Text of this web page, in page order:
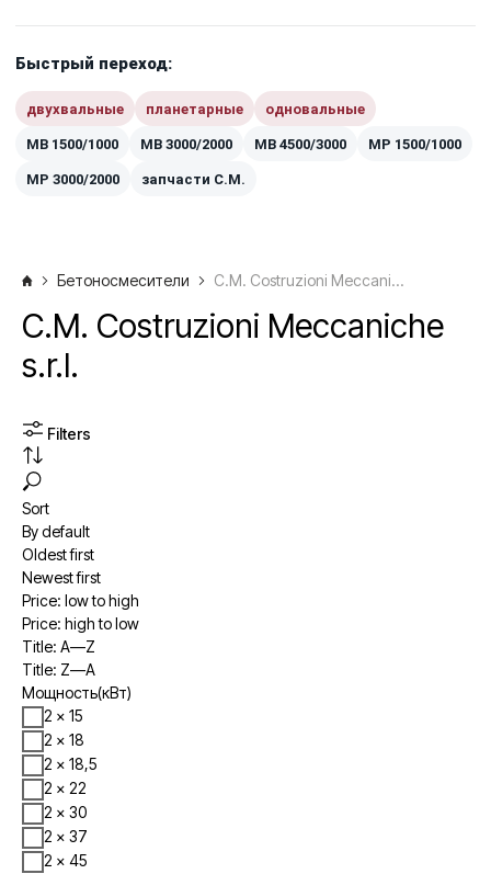
Быстрый переход:
двухвальные планетарные одновальные
MB 1500/1000 MB 3000/2000 MB 4500/3000 MP 1500/1000
MP 3000/2000 запчасти C.M.
Бетоносмесители C.M. Costruzioni Meccaniche s.r.l.
C.M. Costruzioni Meccaniche
s.r.l.
Filters
Sort
By default
Oldest first
Newest first
Price: low to high
Price: high to low
Title: A—Z
Title: Z—A
Мощность(кВт)
2 × 15
2 × 18
2 × 18,5
2 × 22
2 × 30
2 × 37
2 × 45